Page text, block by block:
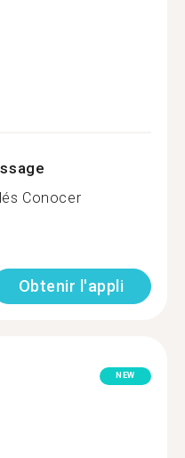
Conocer
Obtenir l'appli
NEW